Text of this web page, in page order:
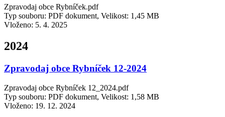
Zpravodaj obce Rybníček.pdf
Typ souboru: PDF dokument, Velikost: 1,45 MB
Vloženo: 5. 4. 2025
2024
Zpravodaj obce Rybníček 12-2024
Zpravodaj obce Rybníček 12_2024.pdf
Typ souboru: PDF dokument, Velikost: 1,58 MB
Vloženo: 19. 12. 2024